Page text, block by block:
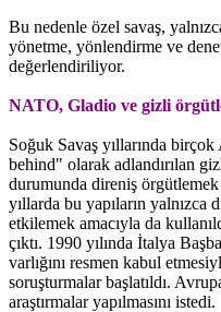
Bu nedenle özel savaş,
yönetme, yönlendirme ve
değerlendiriliyor.
NATO, Gladio ve gizli
Soğuk Savaş yıllarında
behind" olarak adlandırılan
durumunda direniş
yıllarda bu yapıların yalnızca
etkilemek amacıyla da
çıktı. 1990 yılında İtalya
varlığını resmen kabul
soruşturmalar başlatıldı.
araştırmalar yapılmasını istedi.